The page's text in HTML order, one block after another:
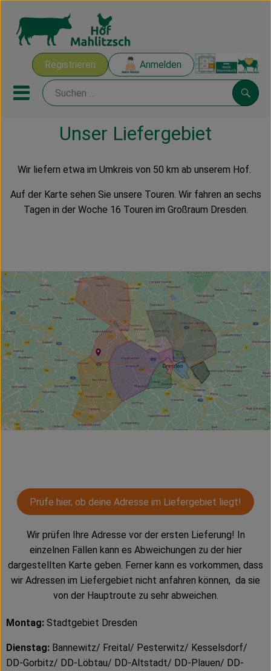
Registrieren Anmelden
Mobiles Menu öffnen oder
Mahlitzscher Produkte
Kühltheke
Vorratskammer
Getränke
Haus, Garten & Co.
Über uns
Lieferservice
Blog
Unser Liefergebiet
Wir liefern etwa im Umkreis von 50 km ab unserem Hof.
Auf der Karte sehen Sie unsere Touren. Wir fahren an sechs
Tagen in der Woche 16 Touren im Großraum Dresden.
Prüfe hier, ob deine Adresse im Liefergebiet liegt!
Wir prüfen Ihre Adresse vor der ersten Lieferung! In
einzelnen Fällen kann es Abweichungen zu der hier
dargestellten Karte geben. Ferner kann es vorkommen, dass
wir Adressen im Liefergebiet nicht anfahren können, da sie
von der Hauptroute zu sehr abweichen.
Montag: Stadtgebiet Dresden
Dienstag: Bannewitz/ Freital/ Pesterwitz/ Kesselsdorf/
DD-Gorbitz/ DD-Löbtau/ DD-Altstadt/ DD-Plauen/ DD-